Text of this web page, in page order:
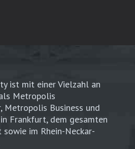
ist mit einer Vielzahl an
Metropolis
Metropolis Business und
Frankfurt, dem gesamten
sowie im Rhein-Neckar-